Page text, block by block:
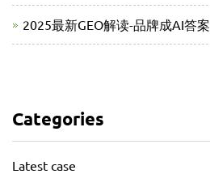
2025最新GEO解读-品牌成AI答案
Categories
Latest case